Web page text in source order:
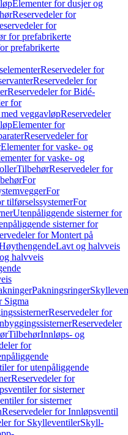
Elementer for dusjer og
Reservedeler for
for
for prefabrikerte
prefabrikerte
Reservedeler for
Reservedeler for
Reservedeler for Bidé-
for
veggavløpReservedeler
Elementer for
Reservedeler for
Elementer for vaske- og
for vaske- og
TilbehørReservedeler for
For
For
tilførselssystemerFor
Utenpåliggende sisterner for
sisterner for
for Montert på
Lavt og halvveis
halvveis
Pakningsringer
Sigma
Reservedeler for
Reservedeler
TilbehørInnløps- og
for
for utenpåliggende
Reservedeler for
for sisterner
for sisterner
Reservedeler for Innløpsventil
for SkylleventilerSkyll-